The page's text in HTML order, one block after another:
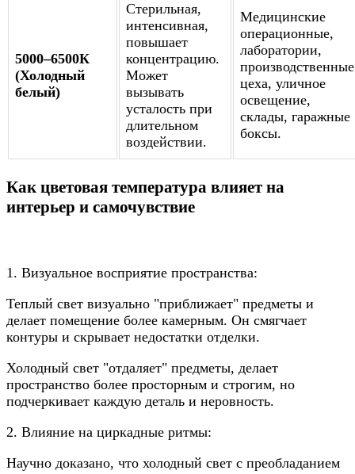
5000–6500К
(Холодный
белый)
Стерильная,
интенсивная,
повышает
концентрацию.
Может
вызывать
усталость при
длительном
воздействии.
Медицинские
операционные,
лаборатории,
производственные
цеха, уличное
освещение,
склады, гаражные
боксы.
Как цветовая температура влияет на
интерьер и самочувствие
1. Визуальное восприятие пространства:
Теплый свет визуально "приближает" предметы и
делает помещение более камерным. Он смягчает
контуры и скрывает недостатки отделки.
Холодный свет "отдаляет" предметы, делает
пространство более просторным и строгим, но
подчеркивает каждую деталь и неровность.
2. Влияние на циркадные ритмы:
Научно доказано, что холодный свет с преобладанием